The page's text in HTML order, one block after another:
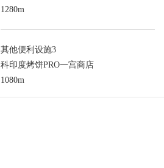
1280m
其他便利设施3
科印度烤饼PRO一宫商店
1080m